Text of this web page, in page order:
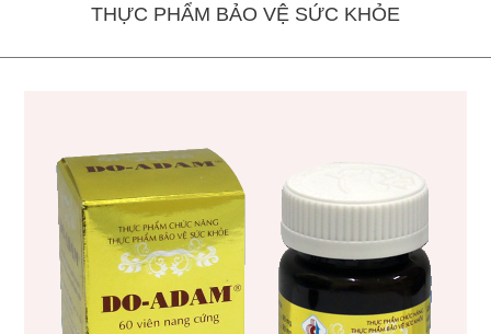
THỰC PHẨM BẢO VỆ SỨC KHỎE